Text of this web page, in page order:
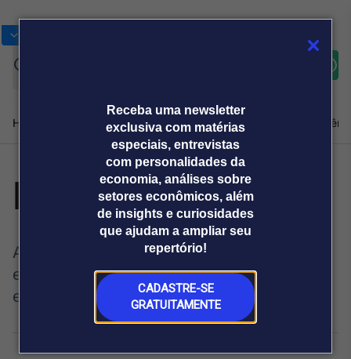
Receba uma newsletter
exclusiva com matérias
especiais, entrevistas
com personalidades da
economia, análises sobre
setores econômicos, além
de insights e curiosidades
que ajudam a ampliar seu
repertório!
CADASTRE-SE
GRATUITAMENTE
Home Produtos e soluçõesNotíciasBlogWeekend
Plataformas
Broadcast
Broadcast+
O mercado
financeiro em
tempo real
Broadcast
Sobre nós Releases Broadcast
Prêmio Broadcast
Analistas
Prêmio Broadcast
Empresas
Agências de
comunicação
Releases
Exercício de fé
A universalização do saneamento básico
enfrenta desafios, inclusive da crença de
executivos do setor. Veja por quê